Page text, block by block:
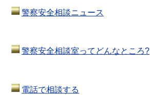
警察安全相談ニュース
警察安全相談室ってどんなところ?
電話で相談する